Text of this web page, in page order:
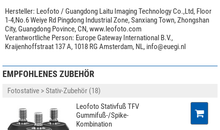
Alle Carbon-Stativbeine von Leofoto werden aus10-lagigen Carbon-
Materialhergestellt. Dies verspricht eine hohe Stabilität bei
Gewicht und darüber hinaus für hohe Korrossionsbeständigkeit.
Für die Metallteile verwendet Leofoto die hochwertige
6061-T6 Aluminium-
Legierung
mit Magnesium und Silizium als Legierungsbestandteile. Dieses
korrosionsbeständige Material zeichnet sich durch hohe Festigkeit und gute
Stativbeinauszugsverstellung
Drehverschluss
Stativfuß
Gummifuß/Spike-Kombination
Anwendungsgebiete
Foto
Mittelsäule
nein
Stativkopf im Lieferumfang
Schnellkupplungsplatte
Panorama Skala
ja
Transporttasche im Lieferumfang
ja
Hersteller: Leofoto / Guangdong Laitu Imaging Technology Co.,Ltd, Floor
1-4,No.6 Weiye Rd Pingdong Industrial Zone, Sanxiang Town, Zhongshan
City, Guangdong Povince, CN, www.leofoto.com
Verantwortliche Person: Europe Gateway International B.V.,
Kraijenhoffstraat 137 A, 1018 RG Amsterdam, NL, info@euegi.nl
EMPFOHLENES ZUBEHÖR
Fotostative > Stativ-Zubehör (18)
Leofoto Stativfuß TFV
Gummifuß-/Spike-
Kombination